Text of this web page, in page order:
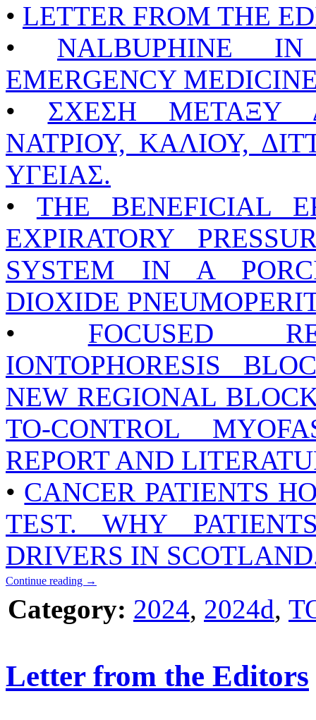
• LETTER FROM THE
• NALBUPHINE
EMERGENCY
• ΣΧΕΣΗ ΜΕΤΑΞΥ
ΝΑΤΡΙΟΥ, ΚΑΛΙΟΥ,
ΥΓΕΙΑΣ.
• THE BENEFICIAL
EXPIRATORY
SYSTEM IN A
DIOXIDE
• FOCUSED
IONTOPHORESIS
NEW REGIONAL
TO-CONTROL
REPORT AND
• CANCER PATIENTS
TEST. WHY
DRIVERS IN
Continue reading →
Category: 2024, 2024d,
Letter from the Editors